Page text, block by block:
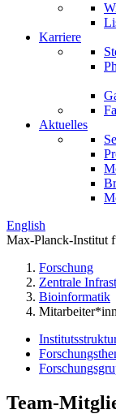
Karriere
Aktuelles
English
Max-Planck-Institut
Forschung
Zentrale
Bioinformatik
Team-